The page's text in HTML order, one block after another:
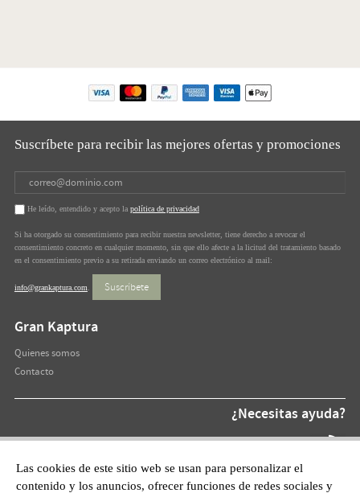
Las cookies de este sitio web se usan para personalizar el
contenido y los anuncios, ofrecer funciones de redes sociales y
Suscríbete para recibir las mejores ofertas y promociones
He leído, entendido y acepto la política de privacidad
Si ha otorgado su consentimiento para recibir nuestra newsletter, tiene derecho a revocar el
consentimiento concreto en cualquier momento, sin que ello afecte a la licitud del tratamiento basado
en el consentimiento previo a su retirada enviando un correo electrónico al mail:
info@grankaptura.com Suscríbete
Gran Kaptura
Quienes somos
Contacto
¿Necesitas ayuda?
Teléfono At.
872 220 055